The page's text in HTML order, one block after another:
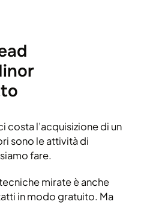
costa l’acquisizione di un
sono le attività di
fare.
mirate è anche
in modo gratuito. Ma